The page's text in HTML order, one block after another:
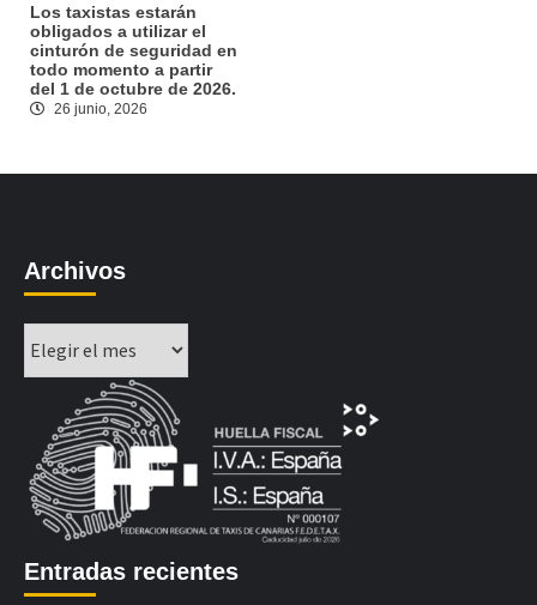
Los taxistas estarán
obligados a utilizar el
cinturón de seguridad en
todo momento a partir
del 1 de octubre de 2026.
26 junio, 2026
Archivos
Entradas recientes